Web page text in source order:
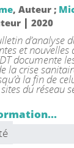
, Auteur ;
| 2020
d’analyse
et nouvelles
documente
la crise
la fin de
du réseau